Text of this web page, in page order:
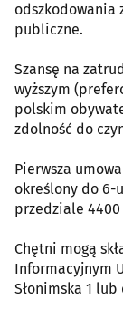
odszkodowania
publiczne.
Szansę na
wyższym
polskim
zdolność do
Pierwsza
określony do 6-
przedziale 4400
Chętni mogą
Informacyjnym
Słonimska 1